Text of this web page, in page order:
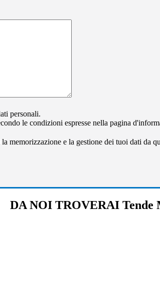
personali.
le condizioni espresse nella pagina
memorizzazione e la gestione dei tuoi dati da
DA NOI TROVERAI Tende